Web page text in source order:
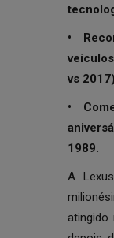
•
vs
•
1989.
A
atingido